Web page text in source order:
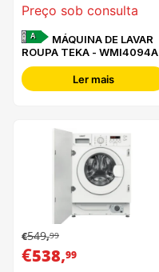
Preço sob consulta
A
ROUPA TEKA - WMI4094A
Ler mais
€549,99
€538,99